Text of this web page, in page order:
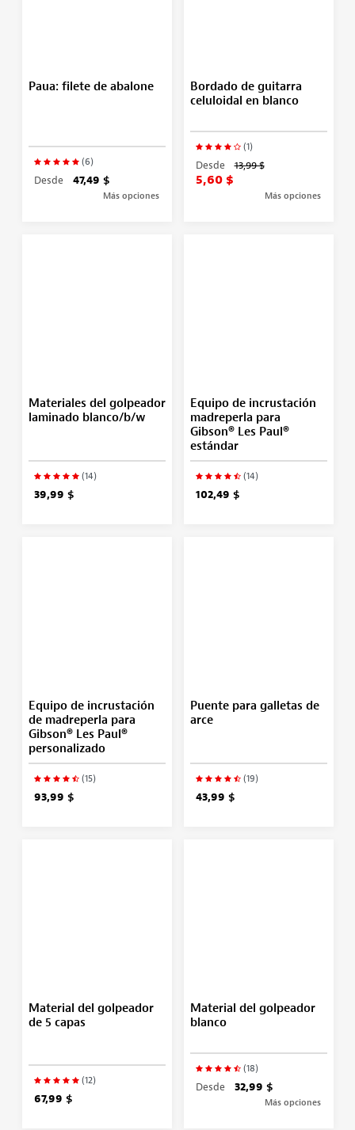
Paua: filete de abalone
(6)
Desde 47,49 $
Más opciones
Bordado de guitarra
celuloidal en blanco
(1)
Desde 13,99 $
5,60 $
Más opciones
Materiales del golpeador
laminado blanco/b/w
(14)
39,99 $
Equipo de incrustación
madreperla para
Gibson® Les Paul®
estándar
(14)
102,49 $
Equipo de incrustación
de madreperla para
Gibson® Les Paul®
personalizado
(15)
93,99 $
Puente para galletas de
arce
(19)
43,99 $
Material del golpeador
de 5 capas
(12)
67,99 $
Material del golpeador
blanco
(18)
Desde 32,99 $
Más opciones